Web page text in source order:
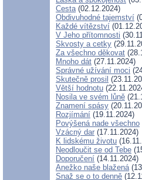
Cesta(02.12.2024)
Obdivuhodné tajemství
Každé vítězství
V Jeho přítomnosti
Skvosty a cetky
Za všechno děkovat
Mnoho dát (27.11.2024)
Správné užívání moci
Skutečně prosil
Větší hodnotu
Nosila ve svém lůně
Znamení spásy
Rozjímání (19.11.2024)
Povýšená nade všechno
Vzácný dar (17.11.2024)
K lidskému životu
Neodloučit se od Tebe
Doporučení (14.11.2024)
Anežko naše blažená
Snaž se o to denně